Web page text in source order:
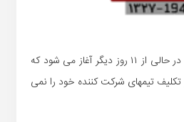
لیگ دسته اول فوتبال ایران در حالی از ۱۱ روز دیگر آغاز می شود که
تیمهای شرکت کننده خود را نمی